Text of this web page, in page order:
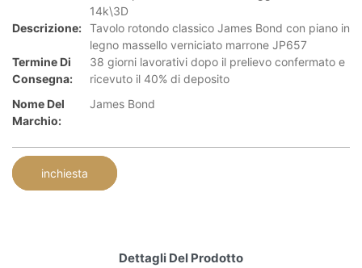
14k\3D
Descrizione: Tavolo rotondo classico James Bond con piano in
legno massello verniciato marrone JP657
Termine Di
Consegna:
38 giorni lavorativi dopo il prelievo confermato e
ricevuto il 40% di deposito
Nome Del
Marchio:
James Bond
inchiesta
Dettagli Del Prodotto